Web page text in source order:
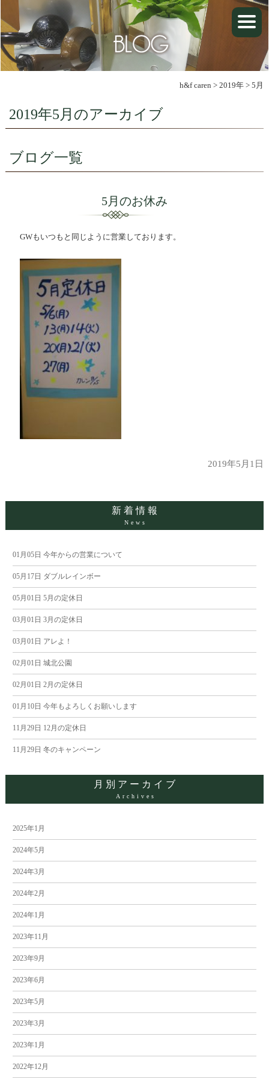
h&f caren >2019年 >5月
2019年5月のアーカイブ
ブログ一覧
5月のお休み
GWもいつもと同じように営業しております。
2019年5月1日
新着情報
News
01月05日 今年からの営業について
05月17日 ダブルレインボー
05月01日 5月の定休日
03月01日 3月の定休日
03月01日 アレよ！
02月01日 城北公園
02月01日 2月の定休日
01月10日 今年もよろしくお願いします
11月29日 12月の定休日
11月29日 冬のキャンペーン
月別アーカイブ
Archives
2025年1月
2024年5月
2024年3月
2024年2月
2024年1月
2023年11月
2023年9月
2023年6月
2023年5月
2023年3月
2023年1月
2022年12月